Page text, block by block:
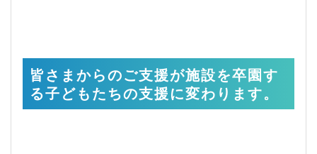
皆さまからのご支援が施設を卒園す
る子どもたちの支援に変わります。